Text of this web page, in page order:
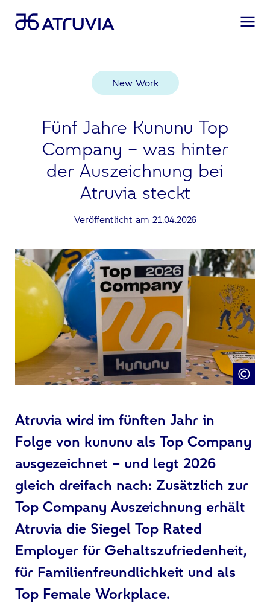
New Work
Fünf Jahre Kununu Top
Company – was hinter
der Auszeichnung bei
Atruvia steckt
Veröffentlicht am 21.04.2026
Atruvia wird im fünften Jahr in
Folge von kununu als Top Company
ausgezeichnet – und legt 2026
gleich dreifach nach: Zusätzlich zur
Top Company Auszeichnung erhält
Atruvia die Siegel Top Rated
Employer für Gehaltszufriedenheit,
für Familienfreundlichkeit und als
Top Female Workplace.